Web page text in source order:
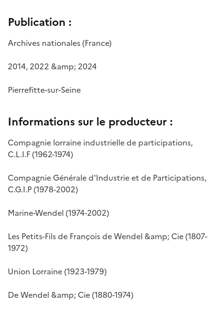
Publication :
Archives nationales (France)
2014, 2022 &amp; 2024
Pierrefitte-sur-Seine
Informations sur le producteur :
Compagnie lorraine industrielle de participations,
C.L.I.F (1962-1974)
Compagnie Générale d'Industrie et de Participations,
C.G.I.P (1978-2002)
Marine-Wendel (1974-2002)
Les Petits-Fils de François de Wendel &amp; Cie (1807-
1972)
Union Lorraine (1923-1979)
De Wendel &amp; Cie (1880-1974)